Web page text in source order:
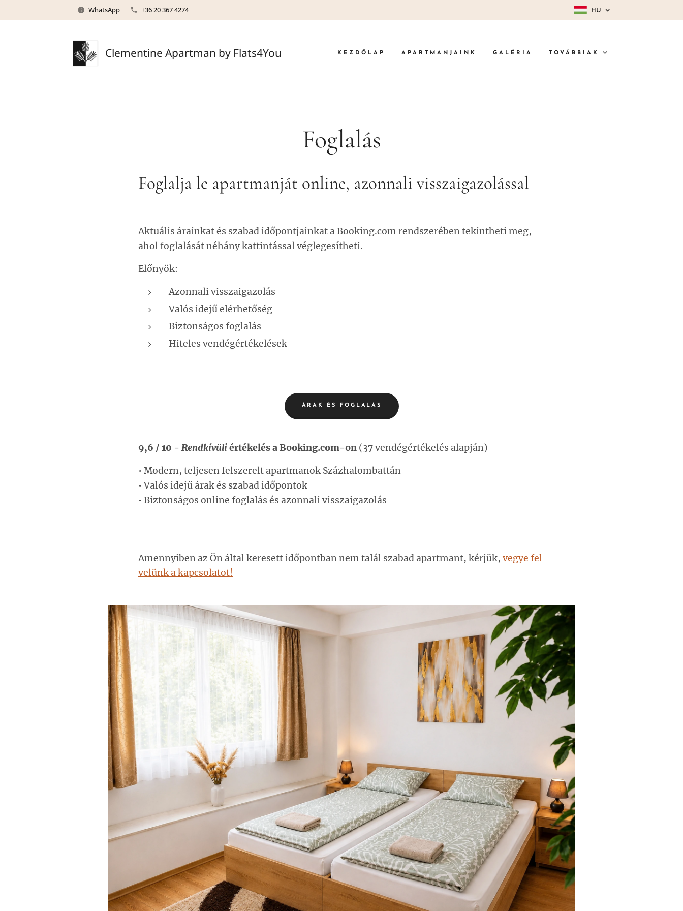
WhatsApp +36 20 367 4274 HU
Clementine Apartman by Flats4You KEZDŐLAP APARTMANJAINK GALÉRIA TOVÁBBIAK
Foglalás
Foglalja le apartmanját online, azonnali visszaigazolással
Aktuális árainkat és szabad időpontjainkat a Booking.com rendszerében tekintheti meg,
ahol foglalását néhány kattintással véglegesítheti.
Előnyök:
Azonnali visszaigazolás
Valós idejű elérhetőség
Biztonságos foglalás
Hiteles vendégértékelések
ÁRAK ÉS FOGLALÁS
9,6 / 10 - Rendkívüliértékelés a Booking.com-on (37 vendégértékelés alapján)
• Modern, teljesen felszerelt apartmanok Százhalombattán
•Valós idejű árak és szabad időpontok
• Biztonságos online foglalás és azonnali visszaigazolás
Amennyiben az Ön által keresett időpontban nem talál szabad apartmant, kérjük, vegye fel
velünk a kapcsolatot!